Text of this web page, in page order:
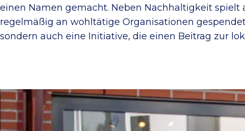
einen Namen gemacht. Neben Nachhaltigkeit
regelmäßig an wohltätige Organisationen
sondern auch eine Initiative, die einen Beitrag zur